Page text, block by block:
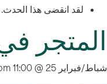
لقد انقضى هذا الحدث.
المتجر
شباط/فبراير 25 @ 11:00 am